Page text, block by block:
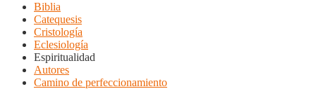
Biblia
Catequesis
Cristología
Eclesiología
Espiritualidad
Autores
Camino de perfeccionamiento